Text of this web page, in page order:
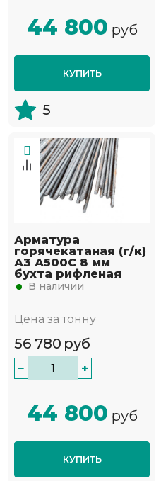
44 800 руб
КУПИТЬ
5
Арматура
горячекатаная (г/к)
А3 А500С 8 мм
бухта рифленая
В наличии
Цена за тонну
56 780 руб
− +
44 800 руб
КУПИТЬ